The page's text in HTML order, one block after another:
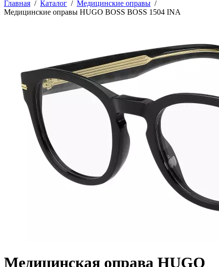
Главная / Каталог / Медицинские оправы /
Медицинские оправы HUGO BOSS BOSS 1504 INA
Медицинская оправа HUGO